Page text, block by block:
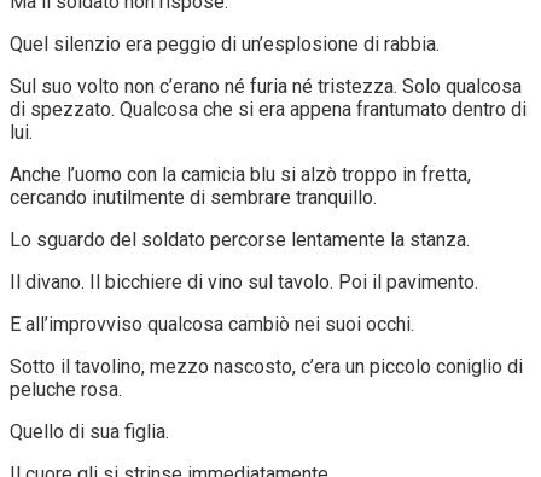
Quel silenzio era peggio di un’esplosione di rabbia.
Sul suo volto non c’erano né furia né tristezza. Solo qualcosa
di spezzato. Qualcosa che si era appena frantumato dentro di
lui.
Anche l’uomo con la camicia blu si alzò troppo in fretta,
cercando inutilmente di sembrare tranquillo.
Lo sguardo del soldato percorse lentamente la stanza.
Il divano. Il bicchiere di vino sul tavolo. Poi il pavimento.
E all’improvviso qualcosa cambiò nei suoi occhi.
Sotto il tavolino, mezzo nascosto, c’era un piccolo coniglio di
peluche rosa.
Quello di sua figlia.